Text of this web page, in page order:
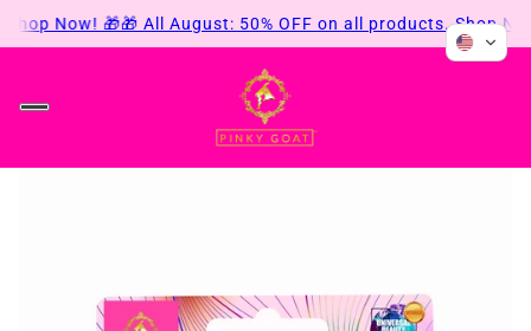
Now! 🎁🎁 All August: 50% OFF on all products. Shop